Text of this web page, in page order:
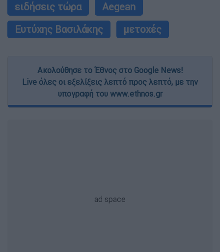
ειδήσεις τώρα
Aegean
Ευτύχης Βασιλάκης
μετοχές
Ακολούθησε το Έθνος στο Google News!
Live όλες οι εξελίξεις λεπτό προς λεπτό, με την
υπογραφή του www.ethnos.gr